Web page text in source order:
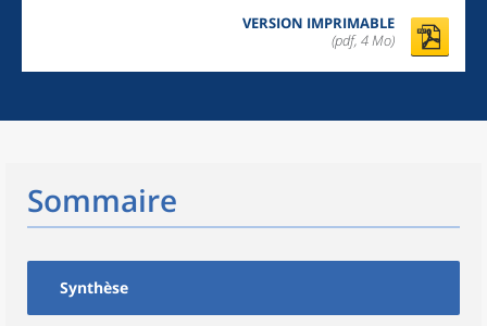
VERSION IMPRIMABLE
(pdf, 4 Mo)
Sommaire
Synthèse